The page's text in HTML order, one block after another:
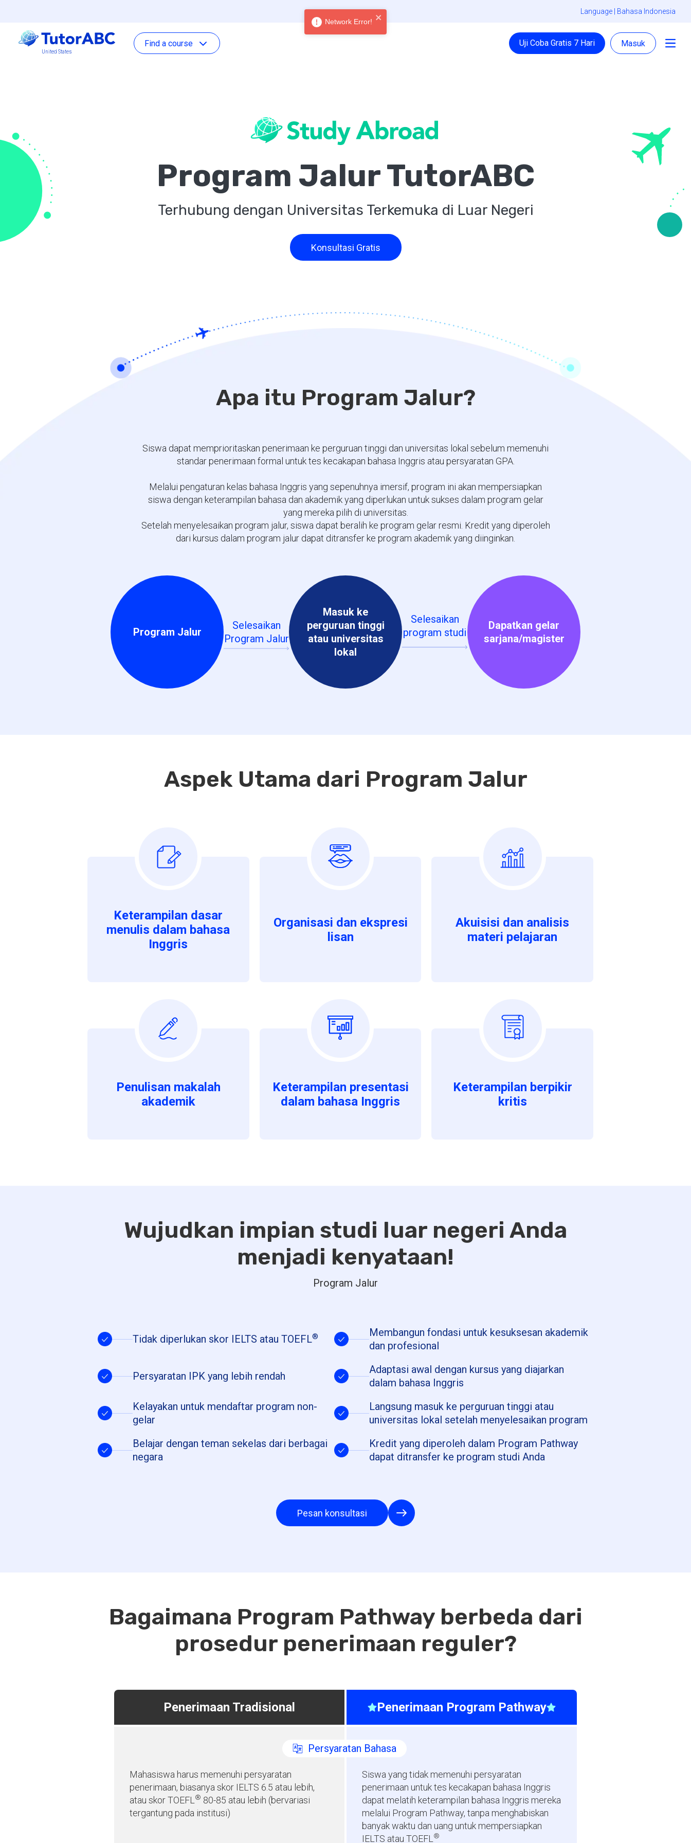
Language | Bahasa Indonesia
United States
Find a course Uji Coba Gratis 7 Hari Masuk
Program Jalur TutorABC
Terhubung dengan Universitas Terkemuka di Luar Negeri
Konsultasi Gratis
Apa itu Program Jalur?
Siswa dapat memprioritaskan penerimaan ke perguruan tinggi dan universitas lokal sebelum memenuhi
standar penerimaan formal untuk tes kecakapan bahasa Inggris atau persyaratan GPA.
Melalui pengaturan kelas bahasa Inggris yang sepenuhnya imersif, program ini akan mempersiapkan
siswa dengan keterampilan bahasa dan akademik yang diperlukan untuk sukses dalam program gelar
yang mereka pilih di universitas.
Setelah menyelesaikan program jalur, siswa dapat beralih ke program gelar resmi. Kredit yang diperoleh
dari kursus dalam program jalur dapat ditransfer ke program akademik yang diinginkan.
Program Jalur
Selesaikan
Program Jalur
Masuk ke
perguruan tinggi
atau universitas
lokal
Selesaikan
program studi
Dapatkan gelar
sarjana/magister
Aspek Utama dari Program Jalur
Keterampilan dasar
menulis dalam bahasa
Inggris
Organisasi dan ekspresi
lisan
Akuisisi dan analisis
materi pelajaran
Penulisan makalah
akademik
Keterampilan presentasi
dalam bahasa Inggris
Keterampilan berpikir
kritis
Wujudkan impian studi luar negeri Anda
menjadi kenyataan!
Program Jalur
Tidak diperlukan skor IELTS atau TOEFL®
Persyaratan IPK yang lebih rendah
Kelayakan untuk mendaftar program non-
gelar
Belajar dengan teman sekelas dari berbagai
negara
Membangun fondasi untuk kesuksesan akademik
dan profesional
Adaptasi awal dengan kursus yang diajarkan
dalam bahasa Inggris
Langsung masuk ke perguruan tinggi atau
universitas lokal setelah menyelesaikan program
Kredit yang diperoleh dalam Program Pathway
dapat ditransfer ke program studi Anda
Pesan konsultasi
Bagaimana Program Pathway berbeda dari
prosedur penerimaan reguler?
Penerimaan Tradisional Penerimaan Program Pathway
Mahasiswa harus memenuhi persyaratan
penerimaan, biasanya skor IELTS 6.5 atau lebih,
atau skor TOEFL ® 80-85 atau lebih (bervariasi
tergantung pada institusi)
Persyaratan Bahasa
Siswa yang tidak memenuhi persyaratan
penerimaan untuk tes kecakapan bahasa Inggris
dapat melatih keterampilan bahasa Inggris mereka
melalui Program Pathway, tanpa menghabiskan
banyak waktu dan uang untuk mempersiapkan
IELTS atau TOEFL ®
Network Error!